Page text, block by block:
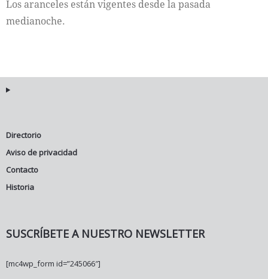
Los aranceles están vigentes desde la pasada
medianoche.
Directorio
Aviso de privacidad
Contacto
Historia
SUSCRÍBETE A NUESTRO NEWSLETTER
[mc4wp_form id=”245066″]